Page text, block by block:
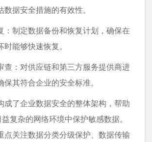
据安全措施的有效性。
：制定数据备份和恢复计划，确保在
能够快速恢复。
查：对供应链和第三方服务提供商进
其符合企业的安全标准。
成了企业数据安全的整体架构，帮助
复杂的网络环境中保护敏感数据。
点关注数据分类分级保护、数据传输